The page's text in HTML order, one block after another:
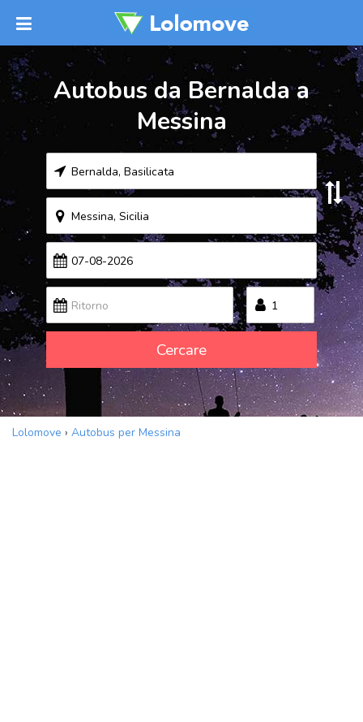
Autobus da Bernalda a
Messina
Cercare
Lolomove › Autobus per Messina